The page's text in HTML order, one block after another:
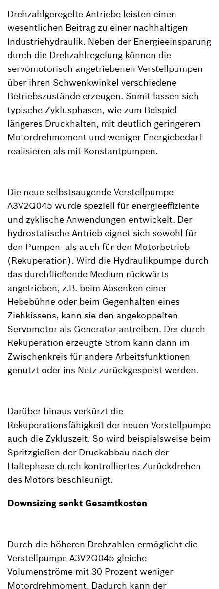
Drehzahlgeregelte Antriebe leisten einen
wesentlichen Beitrag zu einer nachhaltigen
Industriehydraulik. Neben der Energieeinsparung
durch die Drehzahlregelung können die
servomotorisch angetriebenen Verstellpumpen
über ihren Schwenkwinkel verschiedene
Betriebszustände erzeugen. Somit lassen sich
typische Zyklusphasen, wie zum Beispiel
längeres Druckhalten, mit deutlich geringerem
Motordrehmoment und weniger Energiebedarf
realisieren als mit Konstantpumpen.
Die neue selbstsaugende Verstellpumpe
A3V2Q045 wurde speziell für energieeffiziente
und zyklische Anwendungen entwickelt. Der
hydrostatische Antrieb eignet sich sowohl für
den Pumpen- als auch für den Motorbetrieb
(Rekuperation). Wird die Hydraulikpumpe durch
das durchfließende Medium rückwärts
angetrieben, z.B. beim Absenken einer
Hebebühne oder beim Gegenhalten eines
Ziehkissens, kann sie den angekoppelten
Servomotor als Generator antreiben. Der durch
Rekuperation erzeugte Strom kann dann im
Zwischenkreis für andere Arbeitsfunktionen
genutzt oder ins Netz zurückgespeist werden.
Darüber hinaus verkürzt die
Rekuperationsfähigkeit der neuen Verstellpumpe
auch die Zykluszeit. So wird beispielsweise beim
Spritzgießen der Druckabbau nach der
Haltephase durch kontrolliertes Zurückdrehen
des Motors beschleunigt.
Downsizing senkt Gesamtkosten
Durch die höheren Drehzahlen ermöglicht die
Verstellpumpe A3V2Q045 gleiche
Volumenströme mit 30 Prozent weniger
Motordrehmoment. Dadurch kann der